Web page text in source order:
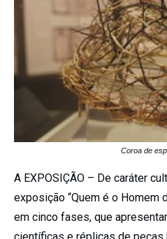
Coroa de
A EXPOSIÇÃO – De caráter
exposição “Quem é o Homem
em cinco fases, que